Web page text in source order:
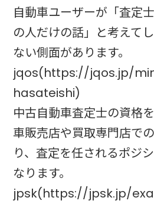
自動車ユーザーが「査定
の人だけの話」と考えて
ない側面があります。
jqos(https://jqos.jp/
hasateishi)
中古自動車査定士の資格
車販売店や買取専門店で
り、査定を任されるポジ
なります。
jpsk(https://jpsk.jp/